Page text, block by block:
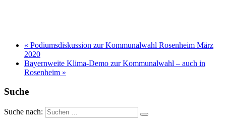
« Podiumsdiskussion zur Kommunalwahl Rosenheim März
2020
Bayernweite Klima-Demo zur Kommunalwahl – auch in
Rosenheim »
Suche
Suche nach: